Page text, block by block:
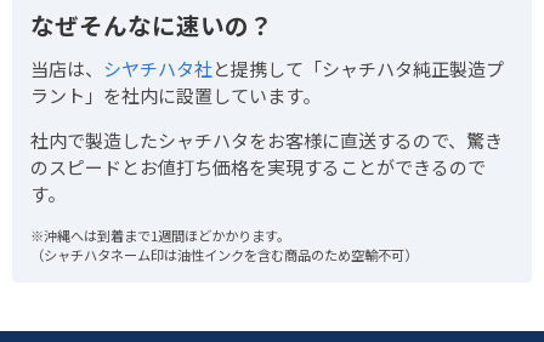
なぜそんなに速いの？
当店は、 シヤチハタ社と提携して「シャチハタ純正製造プ
ラント」を社内に設置しています。
社内で製造したシャチハタをお客様に直送するので、驚き
のスピードとお値打ち価格を実現することができるので
す。
※沖縄へは到着まで1週間ほどかかります。
（シャチハタネーム印は油性インクを含む商品のため空輸不可）